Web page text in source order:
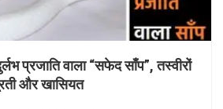
प्रजाति वाला “सफेद साँप”, तस्वीरों
और खासियत